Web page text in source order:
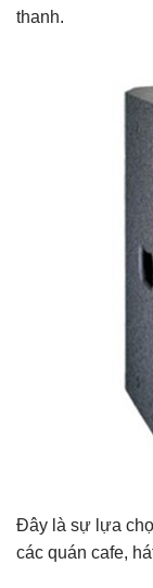
thanh.
Đây là sự lựa
các quán cafe,